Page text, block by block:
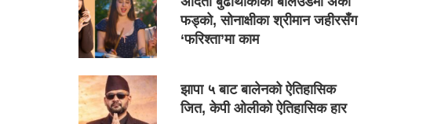
फड्को, सोनाक्षीका श्रीमान जहीरसँग
‘फरिश्ता’मा काम
झापा ५ बाट बालेनको ऐतिहासिक
जित, केपी ओलीको ऐतिहासिक हार